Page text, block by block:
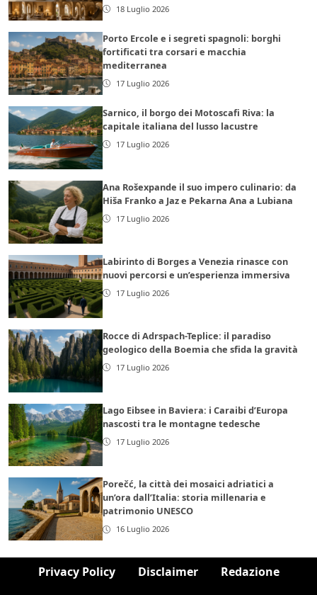
18 Luglio 2026
Porto Ercole e i segreti spagnoli: borghi
fortificati tra corsari e macchia
mediterranea
17 Luglio 2026
Sarnico, il borgo dei Motoscafi Riva: la
capitale italiana del lusso lacustre
17 Luglio 2026
Ana Rošexpande il suo impero culinario: da
Hiša Franko a Jaz e Pekarna Ana a Lubiana
17 Luglio 2026
Labirinto di Borges a Venezia rinasce con
nuovi percorsi e un’esperienza immersiva
17 Luglio 2026
Rocce di Adrspach-Teplice: il paradiso
geologico della Boemia che sfida la gravità
17 Luglio 2026
Lago Eibsee in Baviera: i Caraibi d’Europa
nascosti tra le montagne tedesche
17 Luglio 2026
Porečć, la città dei mosaici adriatici a
un’ora dall’Italia: storia millenaria e
patrimonio UNESCO
16 Luglio 2026
Privacy Policy Disclaimer Redazione